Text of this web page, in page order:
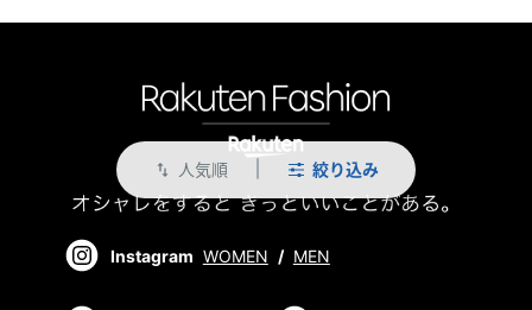
swap_vert 人気順 絞り込み
Instagram WOMEN / MEN